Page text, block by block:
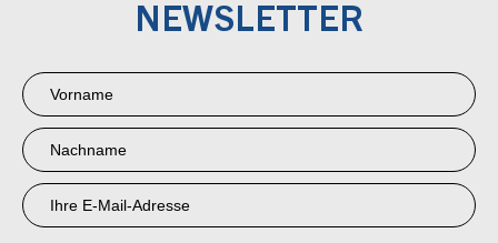
NEWSLETTER
Newsletter
Anmeldung
RMI